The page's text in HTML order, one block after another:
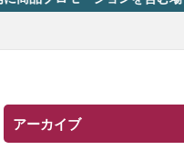
アーカイブ